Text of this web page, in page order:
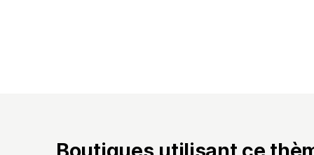
Boutiques utilisant ce